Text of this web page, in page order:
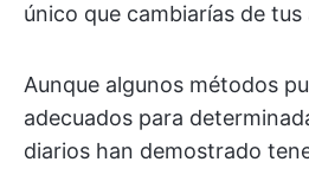
único que cambiarías de
Aunque algunos métodos
adecuados para
diarios han demostrado